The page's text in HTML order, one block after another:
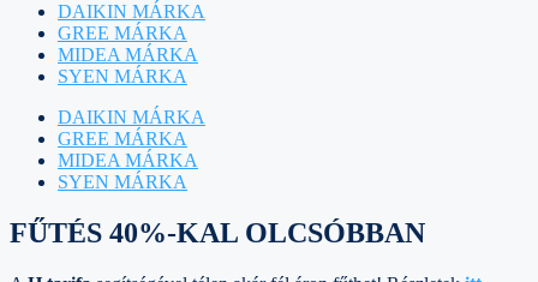
DAIKIN MÁRKA
GREE MÁRKA
MIDEA MÁRKA
SYEN MÁRKA
DAIKIN MÁRKA
GREE MÁRKA
MIDEA MÁRKA
SYEN MÁRKA
FŰTÉS 40%-KAL OLCSÓBBAN